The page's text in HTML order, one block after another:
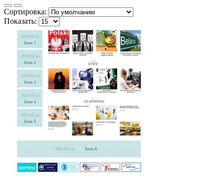
Сортировка:
Показать: